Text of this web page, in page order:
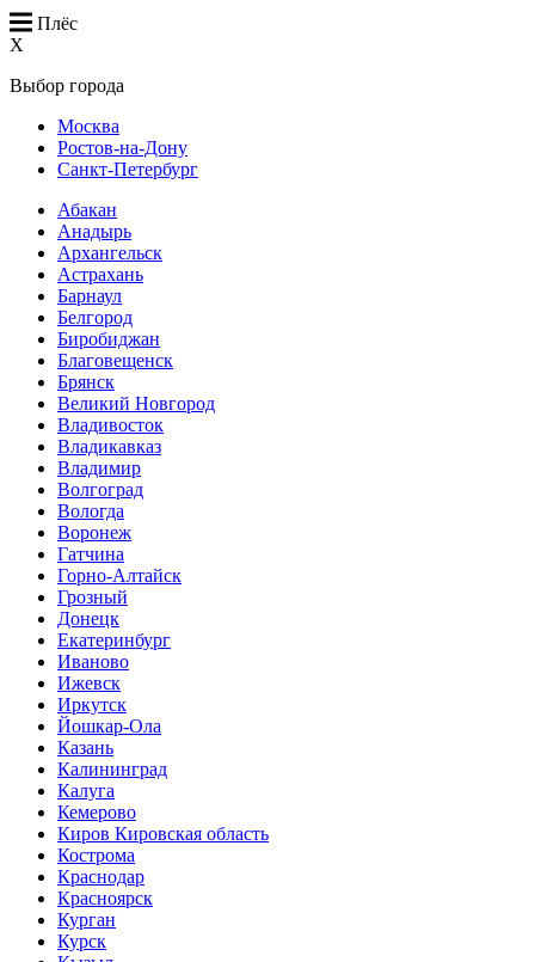
Плёс
X
Выбор города
Москва
Ростов-на-Дону
Санкт-Петербург
Абакан
Анадырь
Архангельск
Астрахань
Барнаул
Белгород
Биробиджан
Благовещенск
Брянск
Великий Новгород
Владивосток
Владикавказ
Владимир
Волгоград
Вологда
Воронеж
Гатчина
Горно-Алтайск
Грозный
Донецк
Екатеринбург
Иваново
Ижевск
Иркутск
Йошкар-Ола
Казань
Калининград
Калуга
Кемерово
Киров Кировская область
Кострома
Краснодар
Красноярск
Курган
Курск